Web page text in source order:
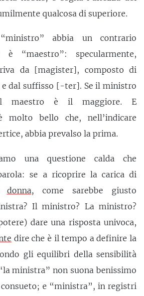
qualcosa di superiore.
abbia un contrario
è “maestro”: specularmente,
da [magister], composto di
dal suffisso [-ter]. Se il ministro
è il maggiore. E
molto bello che, nell’indicare
abbia prevalso la prima.
una questione calda che
se a ricoprire la carica di
donna, come sarebbe giusto
Il ministro? La ministro?
dare una risposta univoca,
dire che è il tempo a definire la
gli equilibri della sensibilità
ministra” non suona benissimo
e “ministra”, in registri